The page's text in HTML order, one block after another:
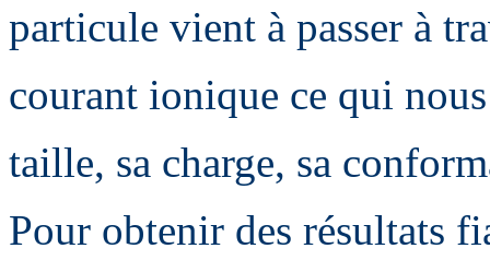
particule vient à passer à
courant ionique ce qui
taille, sa charge, sa
Pour obtenir des résultats